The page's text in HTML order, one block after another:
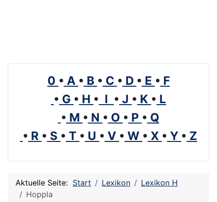
0 • A • B • C • D • E • F
• G • H • I • J • K • L
• M • N • O • P • Q
• R • S • T • U • V • W • X • Y • Z
Aktuelle Seite: Start Lexikon
Lexikon H
Hoppla